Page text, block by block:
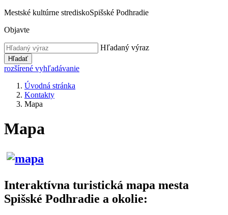
Mestské kultúrne strediskoSpišské Podhradie
Objavte
Hľadaný výraz
Hľadať
rozšírené vyhľadávanie
Úvodná stránka
Kontakty
Mapa
Mapa
Interaktívna turistická mapa mesta
Spišské Podhradie a okolie: